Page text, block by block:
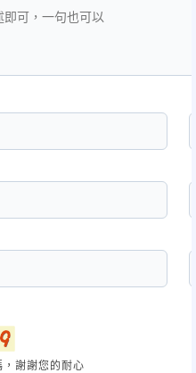
謝謝您的耐心